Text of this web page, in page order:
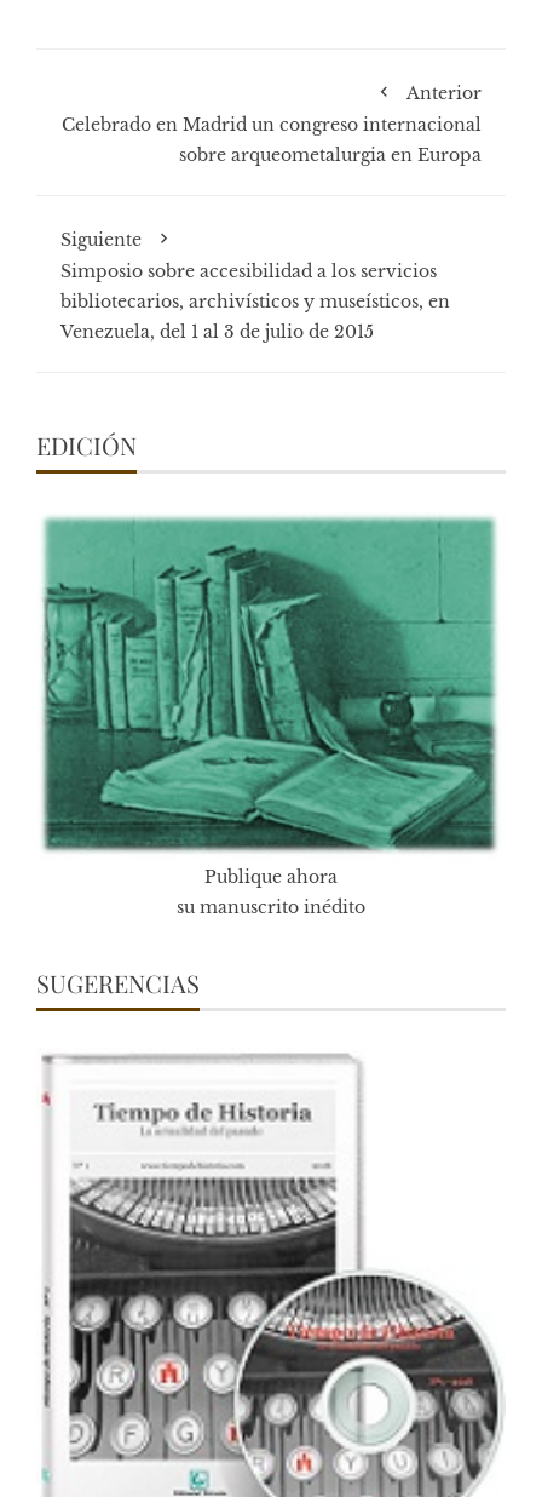
Anterior
Celebrado en Madrid un congreso internacional
sobre arqueometalurgia en Europa
Siguiente
Simposio sobre accesibilidad a los servicios
bibliotecarios, archivísticos y museísticos, en
Venezuela, del 1 al 3 de julio de 2015
EDICIÓN
Publique ahora
su manuscrito inédito
SUGERENCIAS